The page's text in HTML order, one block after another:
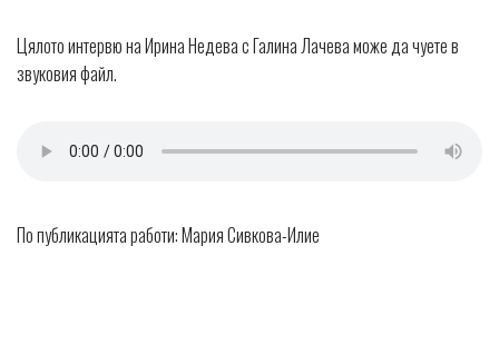
Цялото интервю на Ирина Недева с Галина Лачева може да чуете в
звуковия файл.
По публикацията работи: Мария Сивкова-Илие